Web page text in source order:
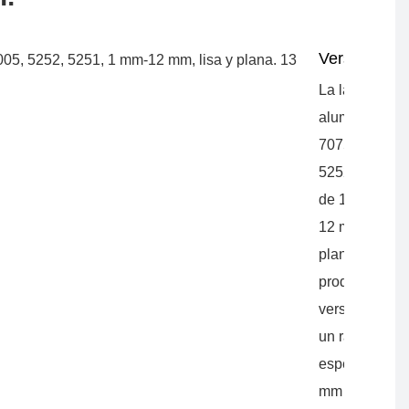
Versátil
La lámina de
aluminio
7075 5005
5252 5251
de 1 mm a
12 mm, lisa y
plana, es un
producto
versátil con
un rango de
espesor de 1
mm a 12